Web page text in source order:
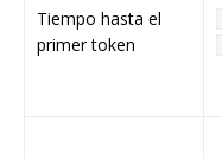
Tiempo hasta el
primer token